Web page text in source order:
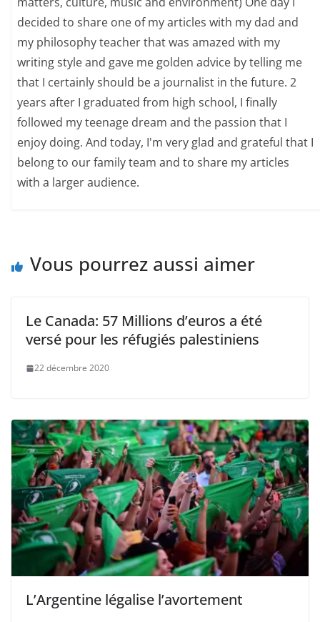
decided to share one of my articles with my dad and
my philosophy teacher that was amazed with my
writing style and gave me golden advice by telling me
that I certainly should be a journalist in the future. 2
years after I graduated from high school, I finally
followed my teenage dream and the passion that I
enjoy doing. And today, I'm very glad and grateful that I
belong to our family team and to share my articles
with a larger audience.
Vous pourrez aussi aimer
Le Canada: 57 Millions d’euros a été
versé pour les réfugiés palestiniens
22 décembre 2020
L’Argentine légalise l’avortement